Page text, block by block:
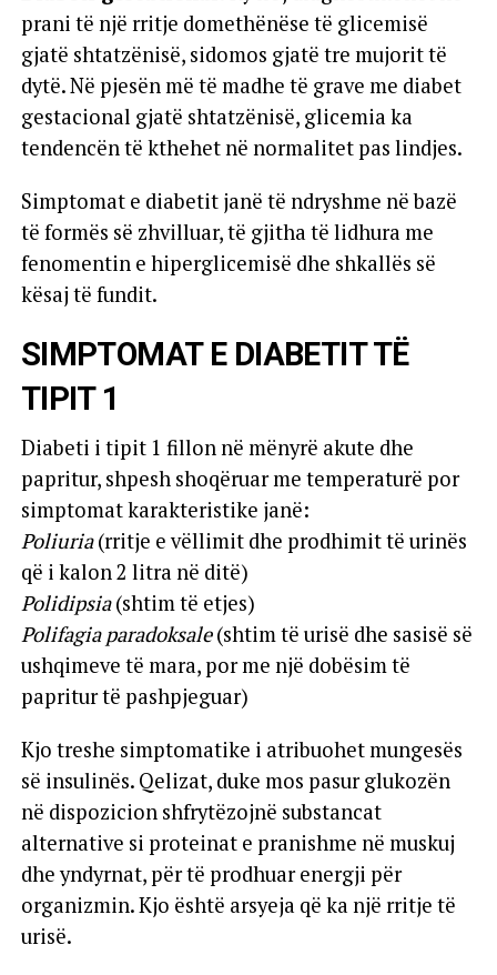
prani të një rritje domethënëse të glicemisë
gjatë shtatzënisë, sidomos gjatë tre mujorit të
dytë. Në pjesën më të madhe të grave me diabet
gestacional gjatë shtatzënisë, glicemia ka
tendencën të kthehet në normalitet pas lindjes.
Simptomat e diabetit janë të ndryshme në bazë
të formës së zhvilluar, të gjitha të lidhura me
fenomentin e hiperglicemisë dhe shkallës së
kësaj të fundit.
SIMPTOMAT E DIABETIT TË
TIPIT 1
Diabeti i tipit 1 fillon në mënyrë akute dhe
papritur, shpesh shoqëruar me temperaturë por
simptomat karakteristike janë:
Poliuria(rritje e vëllimit dhe prodhimit të urinës
që i kalon 2 litra në ditë)
Polidipsia(shtim të etjes)
Polifagia paradoksale(shtim të urisë dhe sasisë së
ushqimeve të mara, por me një dobësim të
papritur të pashpjeguar)
Kjo treshe simptomatike i atribuohet mungesës
së insulinës. Qelizat, duke mos pasur glukozën
në dispozicion shfrytëzojnë substancat
alternative si proteinat e pranishme në muskuj
dhe yndyrnat, për të prodhuar energji për
organizmin. Kjo është arsyeja që ka një rritje të
urisë.